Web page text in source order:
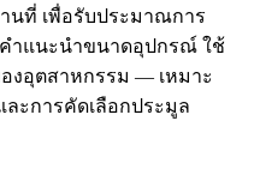
นที่ เพื่อรับประมาณการ
ำแนะนำขนาดอุปกรณ์ ใช้
อุตสาหกรรม — เหมาะ
ะการคัดเลือกประมูล